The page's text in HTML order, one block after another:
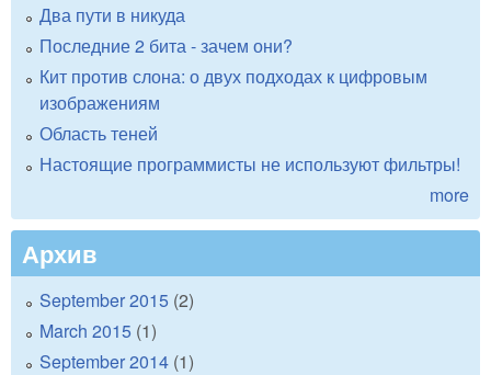
Два пути в никуда
Последние 2 бита - зачем они?
Кит против слона: о двух подходах к цифровым
изображениям
Область теней
Настоящие программисты не используют фильтры!
more
Архив
September 2015 (2)
March 2015 (1)
September 2014 (1)